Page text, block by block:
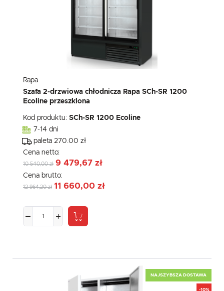
Rapa
Szafa 2-drzwiowa chłodnicza Rapa SCh-SR 1200
Ecoline przeszklona
Kod produktu: SCh-SR 1200 Ecoline
7-14 dni
paleta 270.00 zł
Cena netto:
10 540,00 zł 9 479,67 zł
Cena brutto:
12 964,20 zł 11 660,00 zł
NAJSZYBSZA DOSTAWA
-10%